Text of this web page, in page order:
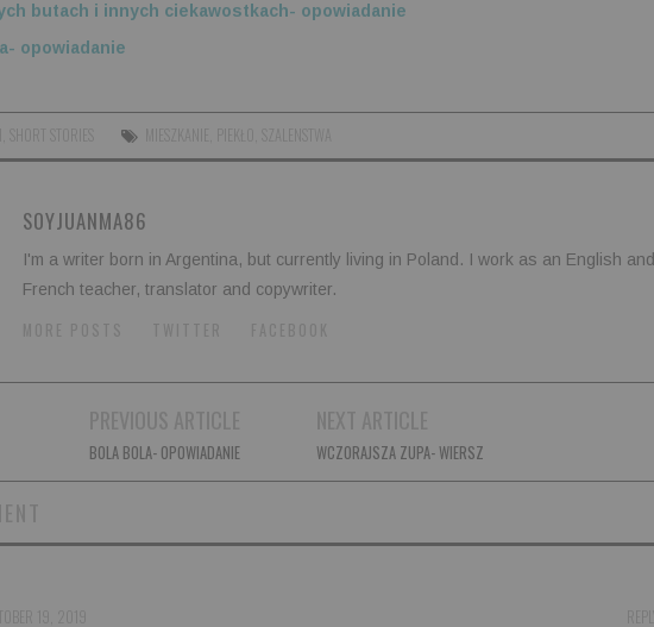
butach i innych ciekawostkach- opowiadanie
opowiadanie
SOYJUANMA86
I'm a writer born in Argentina, but currently living in Poland. I work as an English and
French teacher, translator and copywriter.
BOLA BOLA- OPOWIADANIE WCZORAJSZA ZUPA- WIERSZ